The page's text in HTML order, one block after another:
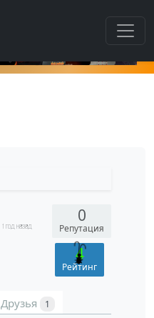
1 год назад
0
Репутация
4
Рейтинг
Друзья 1